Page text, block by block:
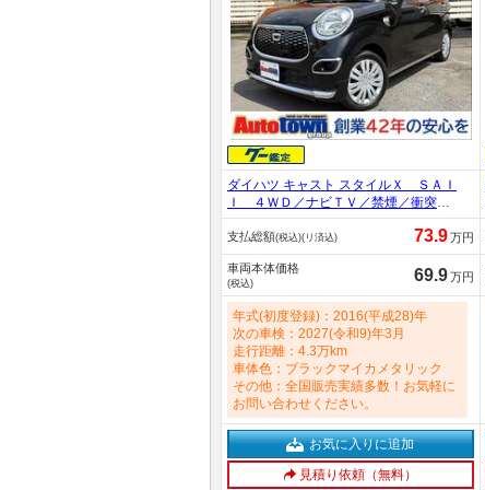
ダイハツ キャスト スタイルＸ ＳＡＩ
Ｉ ４ＷＤ／ナビＴＶ／禁煙／衝突軽
減ブレーキ／Ｂｌｕｅｔｏｏｔｈオー
ディオ／フルセグ／スマートキー／オ
ートライト／アイドリングストップ／
オートエアコン／ベンチシート／オー
トドアミラー／走行４．２万ｋｍ 660c
支払総額(税込)(リ済込) 73.9万円
車両本体価格
(税込) 69.9万円
年式(初度登録)：2016(平成28)年
次の車検：2027(令和9)年3月
走行距離：4.3万km
車体色：ブラックマイカメタリック
その他：全国販売実績多数！お気軽に
お問い合わせください。
お気に入りに追加
見積り依頼（無料）